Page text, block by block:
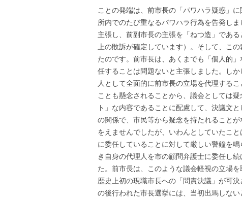
ことの発端は、前市長の「パワハラ疑惑」
所内でのたび重なるパワハラ行為を告発し
主張し、前副市長の主張を「ねつ造」であ
上の敗訴が確定しています）。そして、こ
たのです。前市長は、あくまでも「個人的
任することは問題ないと主張しました。し
人として全面的に前市長の立場を代理する
ことも懸念されることから、議会としては
ト」な内容であることに配慮して、決議文
の関係で、市民等から疑念を持たれること
をえませんでしたが、いわんとしていたこ
に委任していることに対して厳しい警鐘を
き自身の代理人を市の顧問弁護士に委任し
た。前市長は、このような議会軽視の立場
歴史上初の現職市長への「問責決議」が可
の後行われた市長選挙には、当初出馬しな